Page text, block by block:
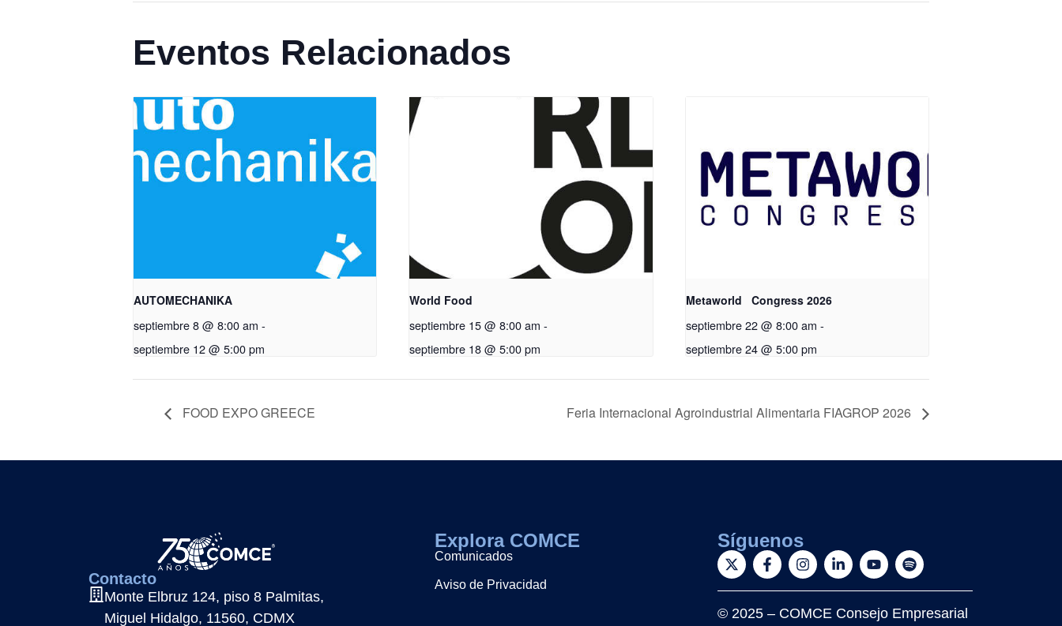
Eventos Relacionados
AUTOMECHANIKA
septiembre 8 @ 8:00 am -
septiembre 12 @ 5:00 pm
World Food
septiembre 15 @ 8:00 am -
septiembre 18 @ 5:00 pm
Metaworld Congress 2026
septiembre 22 @ 8:00 am -
septiembre 24 @ 5:00 pm
FOOD EXPO GREECE Feria Internacional Agroindustrial Alimentaria FIAGROP 2026
Contacto
Monte Elbruz 124, piso 8 Palmitas,
Miguel Hidalgo, 11560, CDMX
Explora COMCE
Comunicados
Aviso de Privacidad
Síguenos
© 2025 – COMCE Consejo Empresarial